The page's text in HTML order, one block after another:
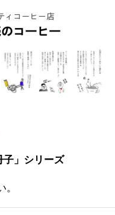
子」シリーズ